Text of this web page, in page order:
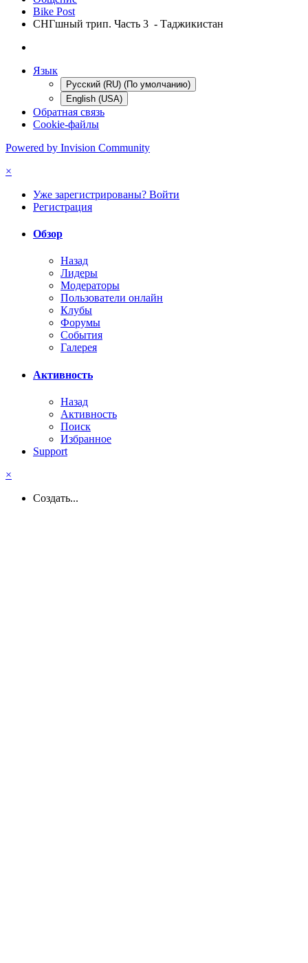
Bike Post
СНГшный трип. Часть 3 - Таджикистан
Язык
Русский (RU) (По умолчанию)
English (USA)
Обратная связь
Cookie-файлы
Powered by Invision Community
×
Уже зарегистрированы? Войти
Регистрация
Обзор
Назад
Лидеры
Модераторы
Пользователи онлайн
Клубы
Форумы
События
Галерея
Активность
Назад
Активность
Поиск
Избранное
Support
×
Создать...